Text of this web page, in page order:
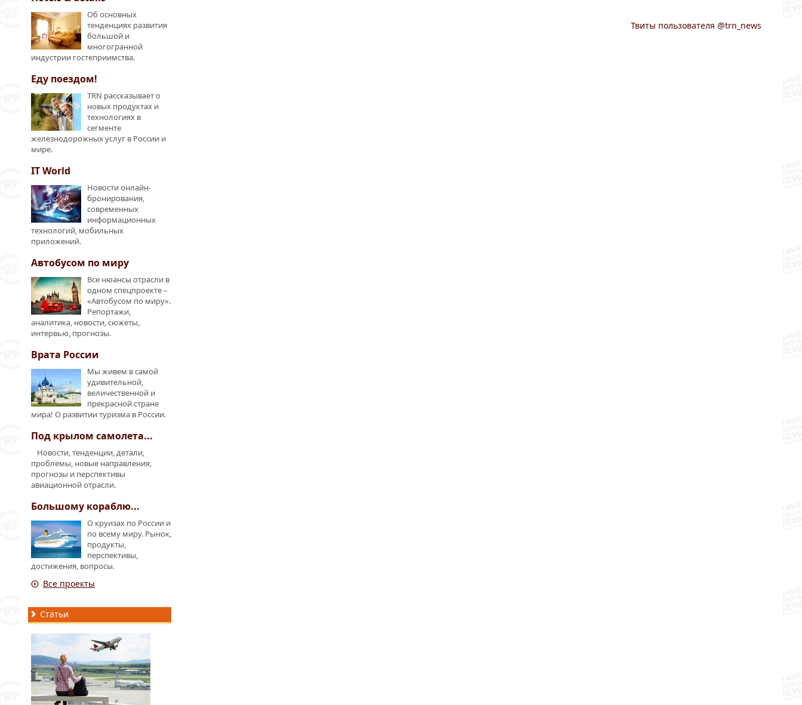
Об основных
тенденциях развития
большой и
многогранной
индустрии гостеприимства.
Еду поездом!
TRN рассказывает о
новых продуктах и
технологиях в
сегменте
железнодорожных услуг в России и
мире.
IT World
Новости онлайн-
бронирования,
современных
информационных
технологий, мобильных
приложений.
Автобусом по миру
Все нюансы отрасли в
одном спецпроекте –
«Автобусом по миру».
Репортажи,
аналитика, новости, сюжеты,
интервью, прогнозы.
Врата России
Мы живем в самой
удивительной,
величественной и
прекрасной стране
мира! О развитии туризма в России.
Под крылом самолета...
Новости, тенденции, детали,
проблемы, новые направления,
прогнозы и перспективы
авиационной отрасли.
Большому кораблю...
О круизах по России и
по всему миру. Рынок,
продукты,
перспективы,
достижения, вопросы.
Все проекты
Статьи
Твиты пользователя @trn_news